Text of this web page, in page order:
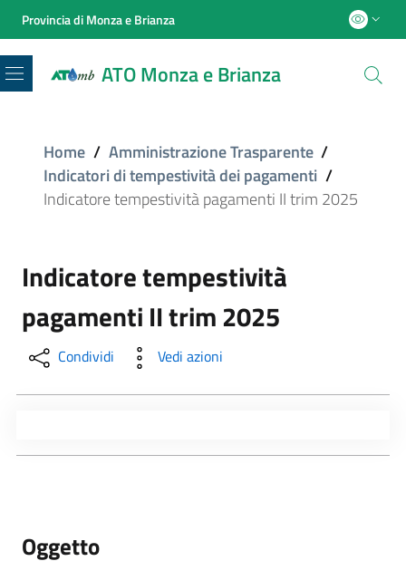
Provincia di Monza e Brianza
ATO Monza e Brianza
Menu
Home / Amministrazione Trasparente /
Indicatori di tempestività dei pagamenti /
Indicatore tempestività pagamenti II trim 2025
Indicatore tempestività
pagamenti II trim 2025
Condividi Vedi azioni
Oggetto